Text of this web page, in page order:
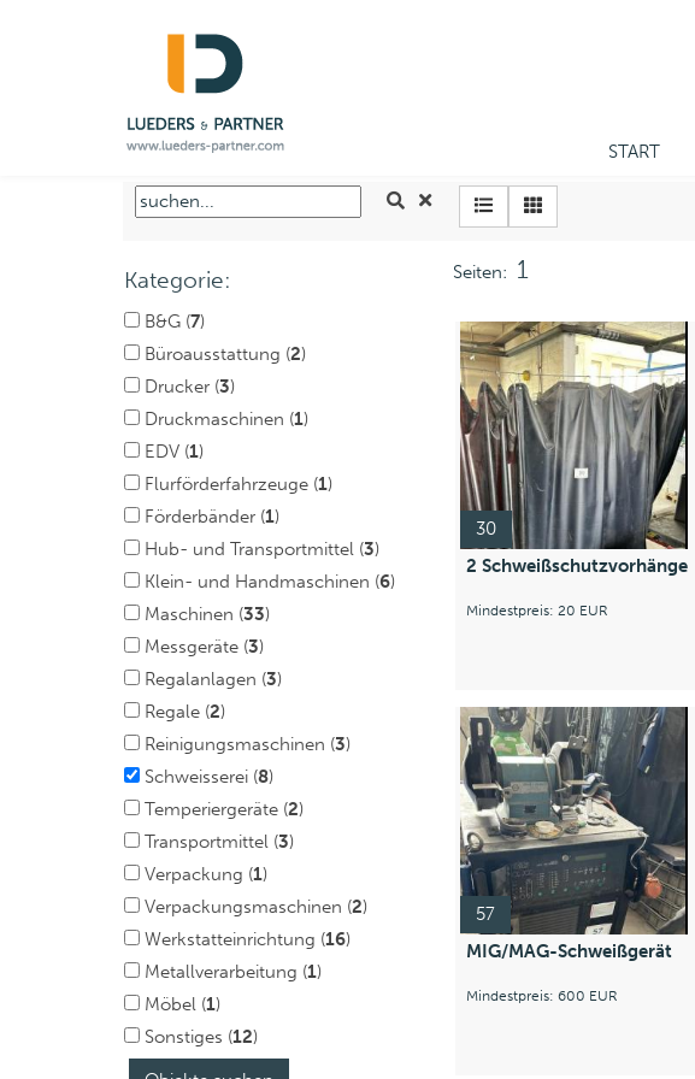
START
Seiten: 1
30
2 Schweißschutzvorhänge
Mindestpreis: 20 EUR
57
MIG/MAG-Schweißgerät
Mindestpreis: 600 EUR
Kategorie:
B&G (7)
Büroausstattung (2)
Drucker (3)
Druckmaschinen (1)
EDV (1)
Flurförderfahrzeuge (1)
Förderbänder (1)
Hub- und Transportmittel (3)
Klein- und Handmaschinen (6)
Maschinen (33)
Messgeräte (3)
Regalanlagen (3)
Regale (2)
Reinigungsmaschinen (3)
Schweisserei (8)
Temperiergeräte (2)
Transportmittel (3)
Verpackung (1)
Verpackungsmaschinen (2)
Werkstatteinrichtung (16)
Metallverarbeitung (1)
Möbel (1)
Sonstiges (12)